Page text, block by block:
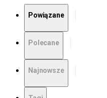
Powiązane
Polecane
Najnowsze